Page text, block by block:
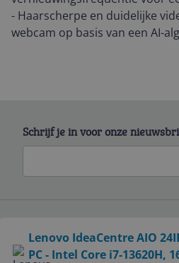
- Haarscherpe en duidelijke
webcam op basis van een AI-
Lenovo IdeaCentre AIO
PC - Intel Core i7-13620H,
Schrijf je in voor onze
Service